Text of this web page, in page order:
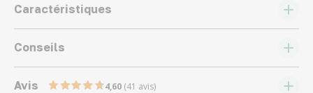
Caractéristiques
Conseils
Avis 4,60 (41 avis)